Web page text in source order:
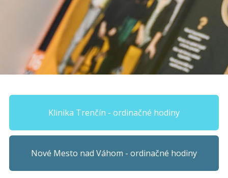
Klinika Trenčín - ordinačné hodiny
Nové Mesto nad Váhom - ordinačné hodiny